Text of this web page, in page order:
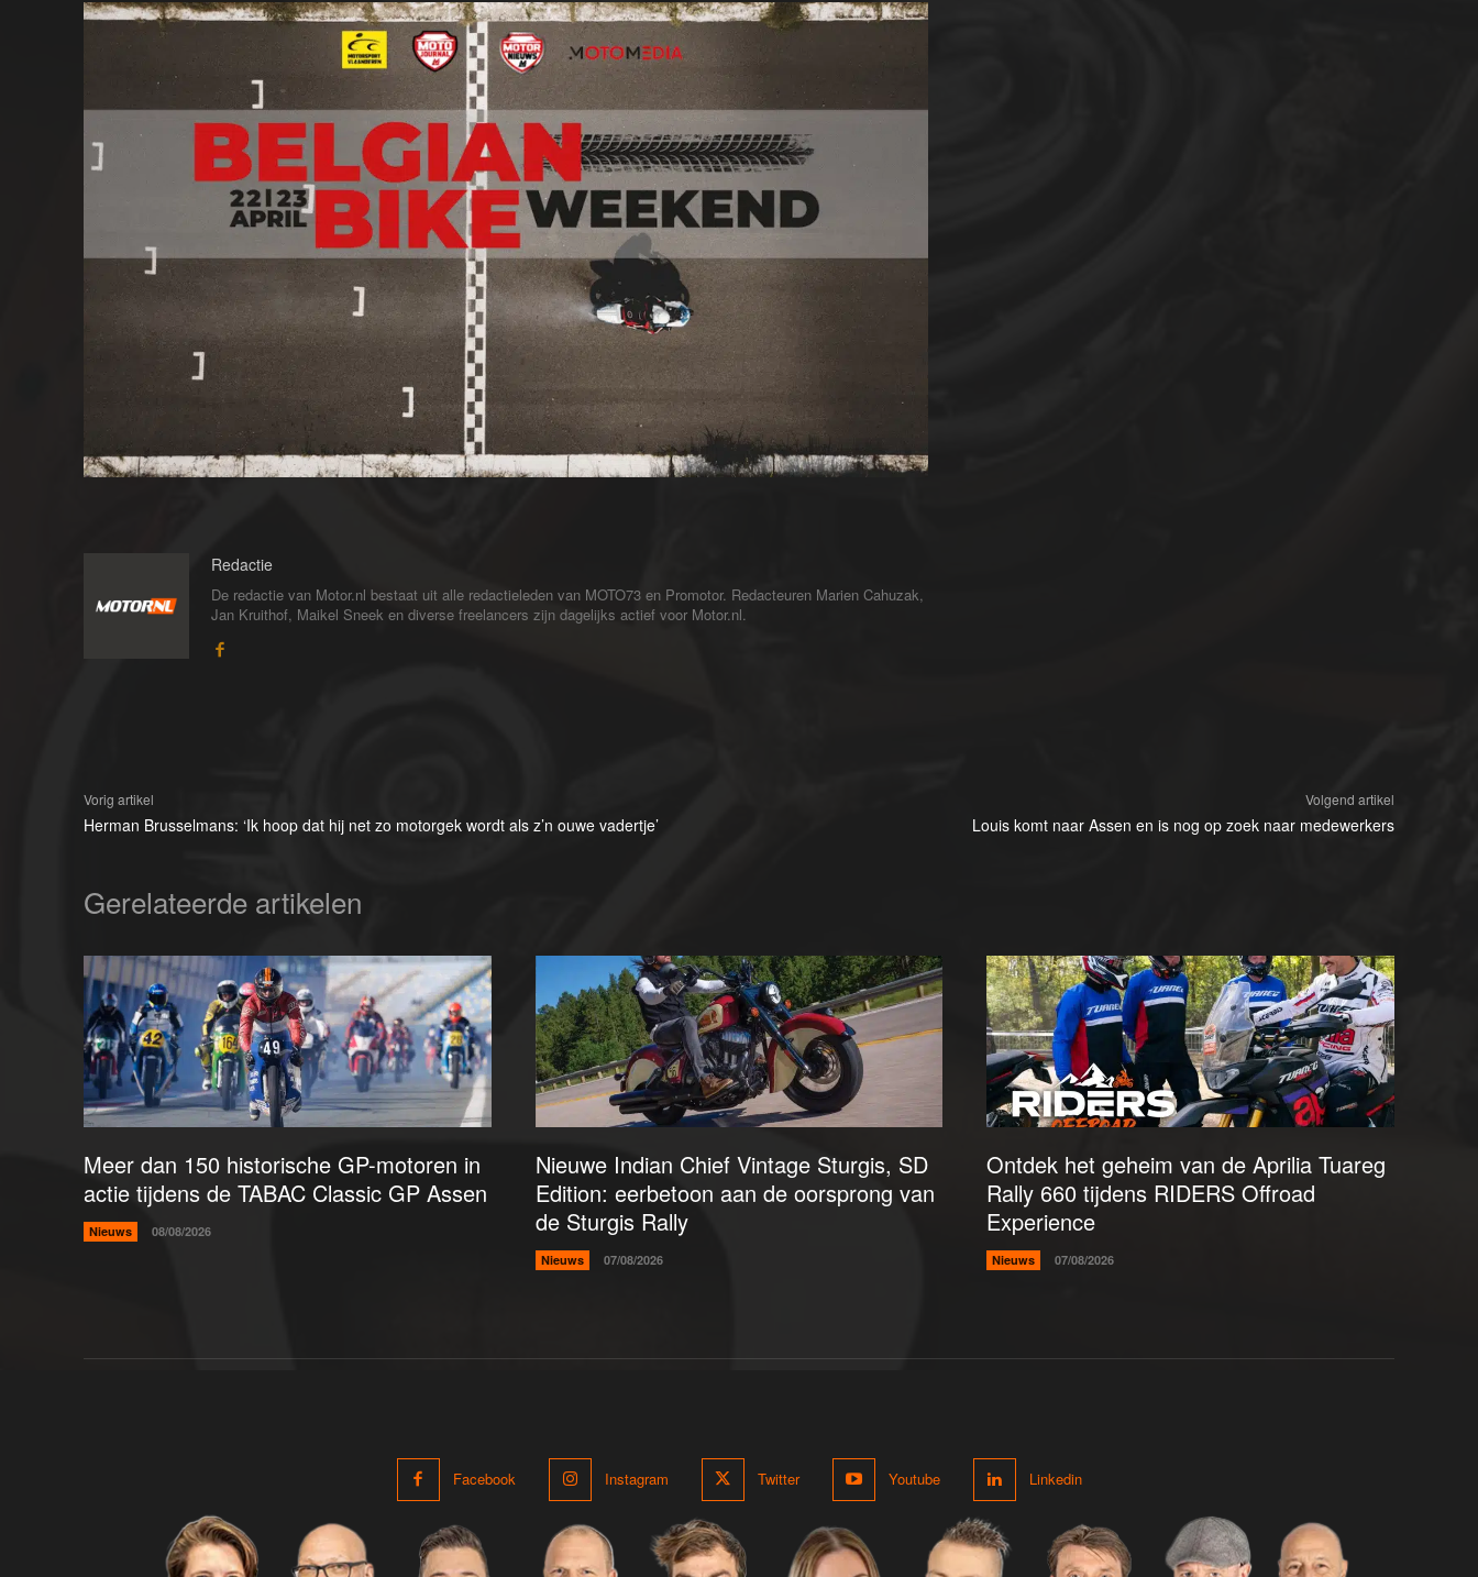
Redactie
De redactie van Motor.nl bestaat uit alle redactieleden van MOTO73 en Promotor. Redacteuren Marien Cahuzak,
Jan Kruithof, Maikel Sneek en diverse freelancers zijn dagelijks actief voor Motor.nl.
Vorig artikel
Herman Brusselmans: ‘Ik hoop dat hij net zo motorgek wordt als z’n ouwe vadertje’
Volgend artikel
Louis komt naar Assen en is nog op zoek naar medewerkers
Gerelateerde artikelen
Meer dan 150 historische GP-motoren in
actie tijdens de TABAC Classic GP Assen
Nieuws 08/08/2026
Nieuwe Indian Chief Vintage Sturgis, SD
Edition: eerbetoon aan de oorsprong van
de Sturgis Rally
Nieuws 07/08/2026
Ontdek het geheim van de Aprilia Tuareg
Rally 660 tijdens RIDERS Offroad
Experience
Nieuws 07/08/2026
Facebook Instagram Twitter Youtube Linkedin